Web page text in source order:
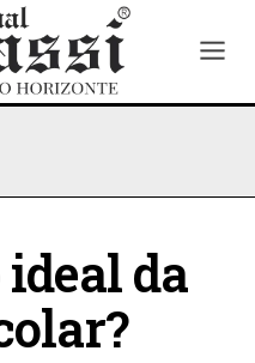
ideal da